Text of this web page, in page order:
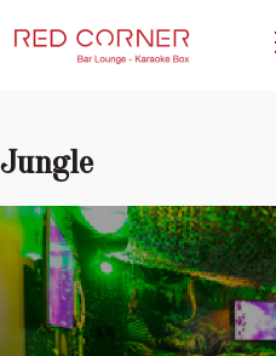
Jungle